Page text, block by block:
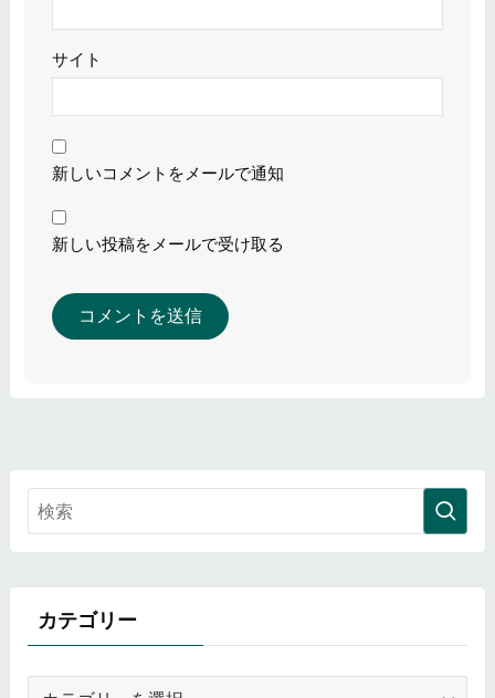
サイト
新しいコメントをメールで通知
新しい投稿をメールで受け取る
カテゴリー